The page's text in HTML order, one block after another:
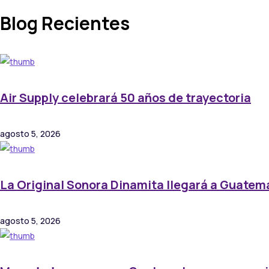
Blog Recientes
Air Supply celebrará 50 años de trayectoria
agosto 5, 2026
La Original Sonora Dinamita llegará a
agosto 5, 2026